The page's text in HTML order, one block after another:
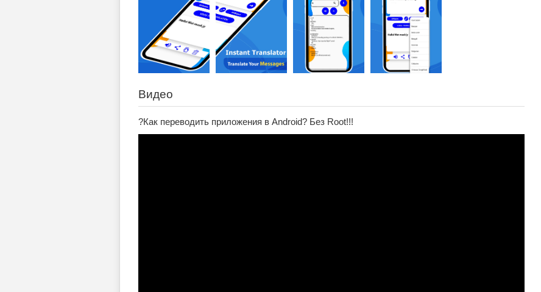
Видео
?Как переводить приложения в Android? Без Root!!!